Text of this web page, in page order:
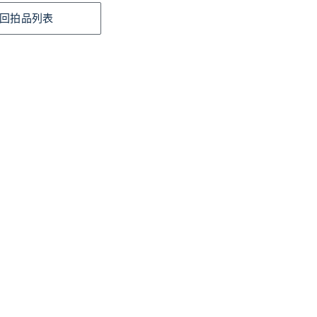
拍品列表